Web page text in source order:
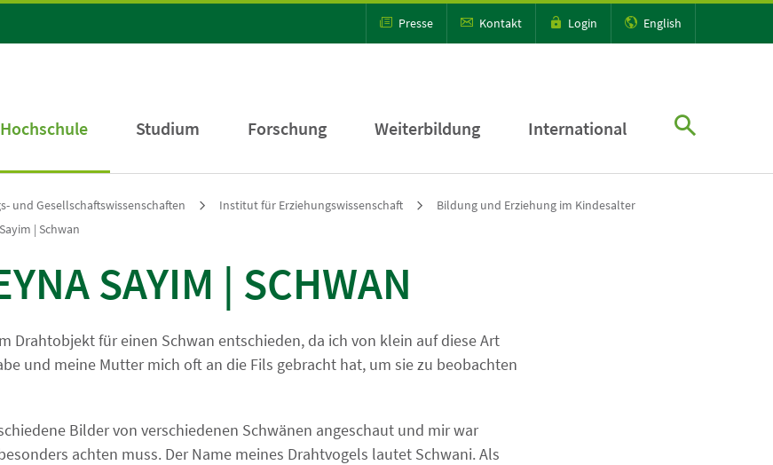
Presse Kontakt Login English
Hochschule Studium Forschung Weiterbildung International
und Gesellschaftswissenschaften Institut für Erziehungswissenschaft
Bildung und Erziehung im Kindesalter
| Schwan
SAYIM | SCHWAN
Drahtobjekt für einen Schwan entschieden, da ich von klein auf diese Art
und meine Mutter mich oft an die Fils gebracht hat, um sie zu beobachten
Bilder von verschiedenen Schwänen angeschaut und mir war
achten muss. Der Name meines Drahtvogels lautet Schwani. Als